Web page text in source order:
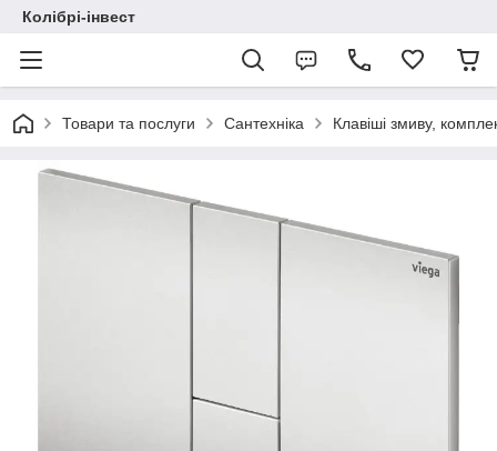
Колібрі-інвест
Товари та послуги Сантехніка Клавіші змиву,